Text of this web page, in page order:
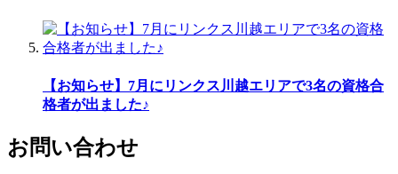
【お知らせ】7月にリンクス川越エリアで3名の資格合
格者が出ました♪
お問い合わせ